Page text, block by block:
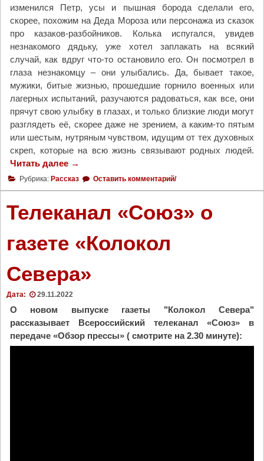
изменился Петр, усы и пышная борода сделали его,
скорее, похожим на Деда Мороза или персонажа из сказок
про казаков-разбойников. Колька испугался, увидев
незнакомого дядьку, уже хотел заплакать на всякий
случай, как вдруг что-то остановило его. Он посмотрел в
глаза незнакомцу – они улыбались. Да, бывает такое,
мужики, битые жизнью, прошедшие горнило военных или
лагерных испытаний, разучаются радоваться, как все, они
прячут свою улыбку в глазах, и только близкие люди могут
разглядеть её, скорее даже не зрением, а каким-то пятым
или шестым, нутряным чувством, идущим от тех духовных
скреп, которые на всю жизнь связывают родных людей.
Читать далее "
И
с
о
→
Рубрика: Рассказ Оставить комментарий/
Телеканал «Союз» о
газете «Колокол
Севера»
Дата: 29.11.2022
О новом выпуске газеты "Колокол Севера"
рассказывает
Всероссийский телеканал «Союз» в
передаче «Обзор прессы» ( смотрите на 2.30 минуте):